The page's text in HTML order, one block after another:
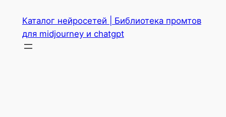
содержимому
Каталог нейросетей | Библиотека промтов
для midjourney и chatgpt